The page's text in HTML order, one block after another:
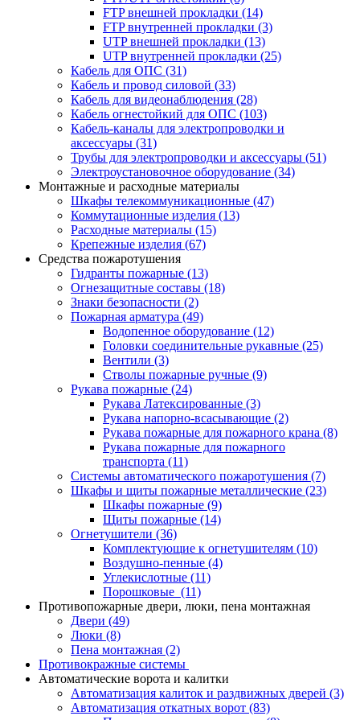
FTP внешней прокладки (14)
FTP внутренней прокладки (3)
UTP внешней прокладки (13)
UTP внутренней прокладки (25)
Кабель для ОПС (31)
Кабель и провод силовой (33)
Кабель для видеонаблюдения (28)
Кабель огнестойкий для ОПС (103)
Кабель-каналы для электропроводки и
аксессуары (31)
Трубы для электропроводки и аксессуары (51)
Электроустановочное оборудование (34)
Монтажные и расходные материалы
Шкафы телекоммуникационные (47)
Коммутационные изделия (13)
Расходные материалы (15)
Крепежные изделия (67)
Средства пожаротушения
Гидранты пожарные (13)
Огнезащитные составы (18)
Знаки безопасности (2)
Пожарная арматура (49)
Водопенное оборудование (12)
Головки соединительные рукавные (25)
Вентили (3)
Стволы пожарные ручные (9)
Рукава пожарные (24)
Рукава Латексированные (3)
Рукава напорно-всасывающие (2)
Рукава пожарные для пожарного крана (8)
Рукава пожарные для пожарного
транспорта (11)
Системы автоматического пожаротушения (7)
Шкафы и щиты пожарные металлические (23)
Шкафы пожарные (9)
Щиты пожарные (14)
Огнетушители (36)
Комплектующие к огнетушителям (10)
Воздушно-пенные (4)
Углекислотные (11)
Порошковые (11)
Противопожарные двери, люки, пена монтажная
Двери (49)
Люки (8)
Пена монтажная (2)
Противокражные системы
Автоматические ворота и калитки
Автоматизация калиток и раздвижных дверей (3)
Автоматизация откатных ворот (83)